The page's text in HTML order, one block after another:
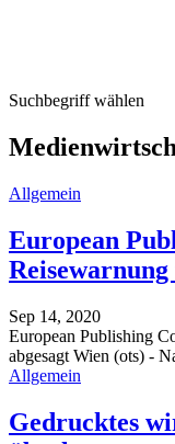
Suchbegriff wählen
Allgemein
European
Sep 14, 2020
European Publishing
abgesagt Wien (ots) -
Allgemein
Gedrucktes